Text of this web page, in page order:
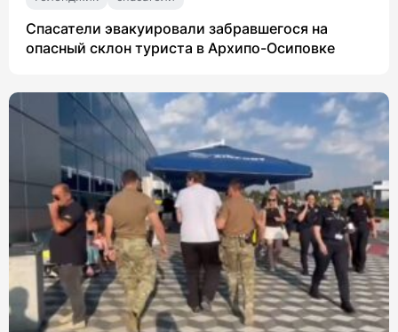
Спасатели эвакуировали забравшегося на
опасный склон туриста в Архипо-Осиповке